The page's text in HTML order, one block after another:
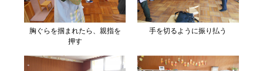
胸ぐらを掴まれたら、親指を
押す
手を切るように振り払う